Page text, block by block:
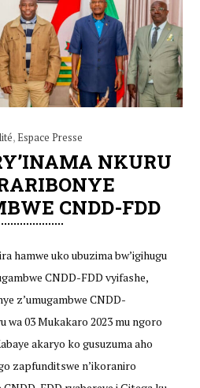
,Espace Presse
NKURU
CNDD-FDD
hamwe uko ubuzima bw’igihugu
CNDD-FDD vyifashe,
z’umugambwe CNDD-
wa 03 Mukakaro 2023 mu ngoro
akaryo ko gusuzuma aho
zapfunditswe n’ikoraniro